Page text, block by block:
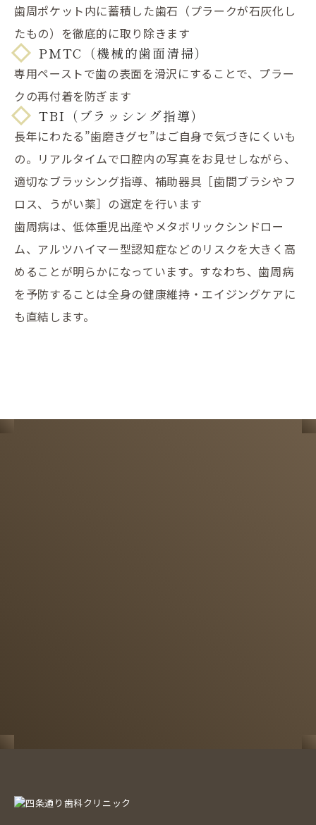
歯周ポケット内に蓄積した歯石（プラークが石灰化し
たもの）を徹底的に取り除きます
PMTC（機械的歯面清掃）
専用ペーストで歯の表面を滑沢にすることで、プラー
クの再付着を防ぎます
TBI（ブラッシング指導）
長年にわたる”歯磨きグセ”はご自身で気づきにくいも
の。リアルタイムで口腔内の写真をお見せしながら、
適切なブラッシング指導、補助器具［歯間ブラシやフ
ロス、うがい薬］の選定を行います
歯周病は、低体重児出産やメタボリックシンドロー
ム、アルツハイマー型認知症などのリスクを大きく高
めることが明らかになっています。すなわち、歯周病
を予防することは全身の健康維持・エイジングケアに
も直結します。